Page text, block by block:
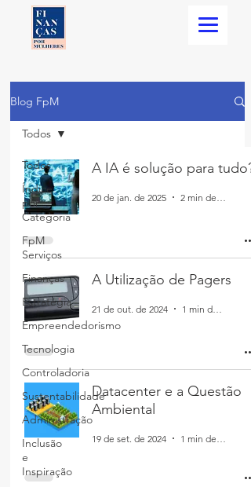
Blog FpM
Todos
Índice
por
Categoria
FpM
Serviços
Finanças
Estratégia
Empreendedorismo
Tecnologia
Controladoria
Sustentabilidade
Administração
Inclusão
e
Inspiração
Todos
A IA é solução para tudo?
20 de jan. de 2025
A Utilização de Pagers
21 de out. de 2024
Datacenter e a Questão
Ambiental
19 de set. de 2024